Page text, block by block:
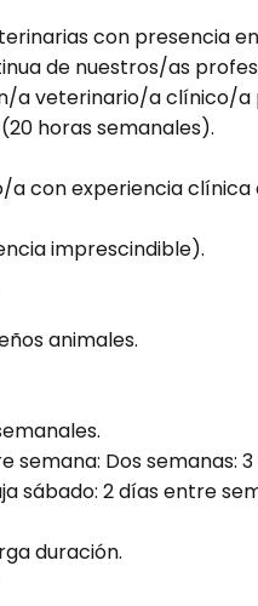
con presencia
de nuestros/as
a veterinario/a clínico/
horas semanales).
con experiencia clínica
imprescindible).
animales.
semana: Dos semanas:
sábado: 2 días entre
duración.